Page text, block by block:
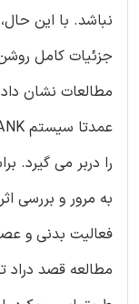
نباشد. با این
جزئیات کامل
را دربر می گیرد.
فعالیت بدنی و